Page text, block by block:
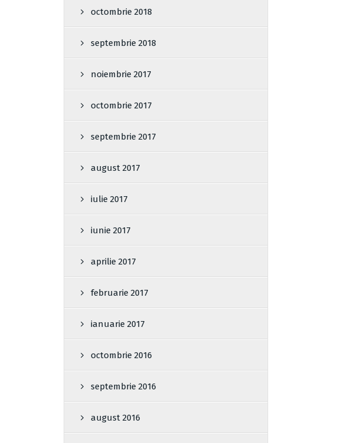
octombrie 2018
septembrie 2018
noiembrie 2017
octombrie 2017
septembrie 2017
august 2017
iulie 2017
iunie 2017
aprilie 2017
februarie 2017
ianuarie 2017
octombrie 2016
septembrie 2016
august 2016